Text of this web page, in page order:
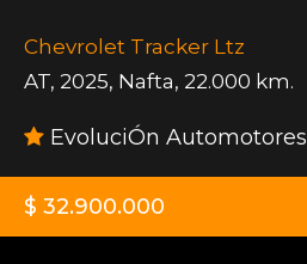
Chevrolet Tracker Ltz
AT, 2025, Nafta, 22.000 km.
EvoluciÓn Automotores
$ 32.900.000